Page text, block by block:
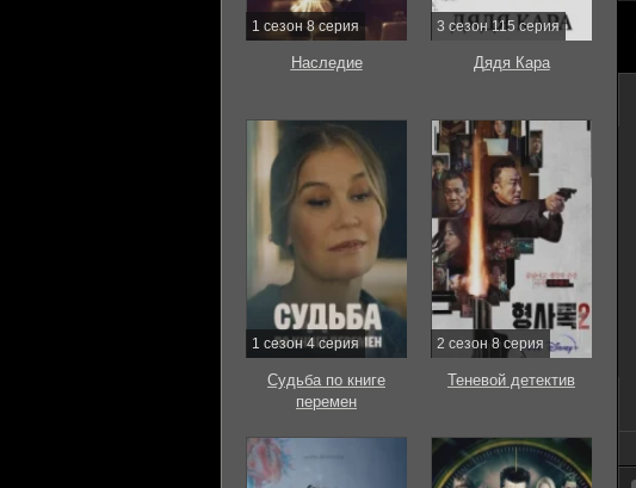
1 сезон 8 серия
Наследие
3 сезон 115 серия
Дядя Кара
1 сезон 4 серия
Судьба по книге
перемен
2 сезон 8 серия
Теневой детектив